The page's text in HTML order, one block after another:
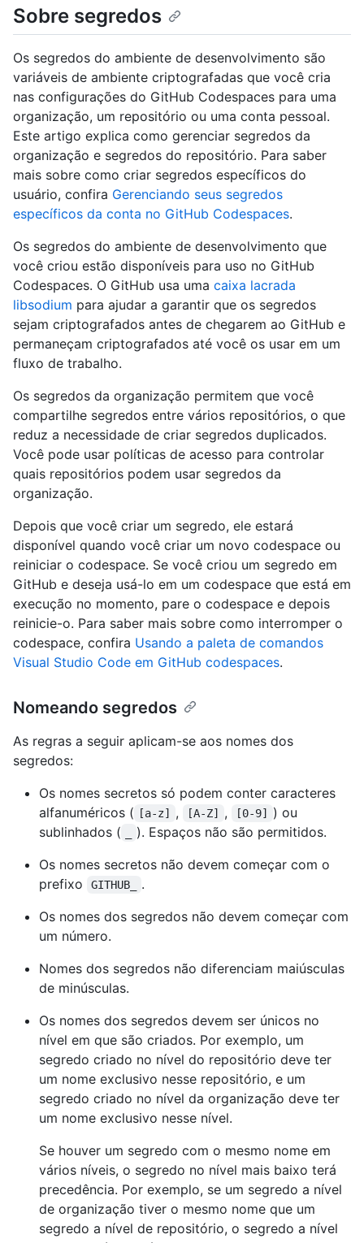
Sobre segredos
Os segredos do ambiente de desenvolvimento são
variáveis de ambiente criptografadas que você cria
nas configurações do GitHub Codespaces para uma
organização, um repositório ou uma conta pessoal.
Este artigo explica como gerenciar segredos da
organização e segredos do repositório. Para saber
mais sobre como criar segredos específicos do
usuário, confira Gerenciando seus segredos
específicos da conta no GitHub Codespaces.
Os segredos do ambiente de desenvolvimento que
você criou estão disponíveis para uso no GitHub
Codespaces. O GitHub usa uma caixa lacrada
libsodium para ajudar a garantir que os segredos
sejam criptografados antes de chegarem ao GitHub e
permaneçam criptografados até você os usar em um
fluxo de trabalho.
Os segredos da organização permitem que você
compartilhe segredos entre vários repositórios, o que
reduz a necessidade de criar segredos duplicados.
Você pode usar políticas de acesso para controlar
quais repositórios podem usar segredos da
organização.
Depois que você criar um segredo, ele estará
disponível quando você criar um novo codespace ou
reiniciar o codespace. Se você criou um segredo em
GitHub e deseja usá-lo em um codespace que está em
execução no momento, pare o codespace e depois
reinicie-o. Para saber mais sobre como interromper o
codespace, confira Usando a paleta de comandos
Visual Studio Code em GitHub codespaces.
Nomeando segredos
As regras a seguir aplicam-se aos nomes dos
segredos:
Os nomes secretos só podem conter caracteres
alfanuméricos (
[a-z] , [A-Z] , [0-9]
) ou
sublinhados (
). Espaços não são permitidos.
Os nomes secretos não devem começar com o
prefixo
GITHUB_
.
Os nomes dos segredos não devem começar com
um número.
Nomes dos segredos não diferenciam maiúsculas
de minúsculas.
Os nomes dos segredos devem ser únicos no
nível em que são criados. Por exemplo, um
segredo criado no nível do repositório deve ter
um nome exclusivo nesse repositório, e um
segredo criado no nível da organização deve ter
um nome exclusivo nesse nível.
Se houver um segredo com o mesmo nome em
vários níveis, o segredo no nível mais baixo terá
precedência. Por exemplo, se um segredo a nível
de organização tiver o mesmo nome que um
segredo a nível de repositório, o segredo a nível